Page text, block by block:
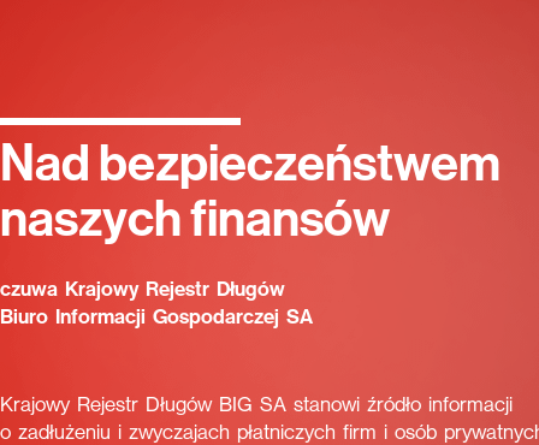
Nad bezpieczeństwem
naszych finansów
czuwa Krajowy Rejestr Długów
Biuro Informacji Gospodarczej SA
Krajowy Rejestr Długów BIG SA stanowi źródło informacji
o zadłużeniu i zwyczajach płatniczych firm i osób